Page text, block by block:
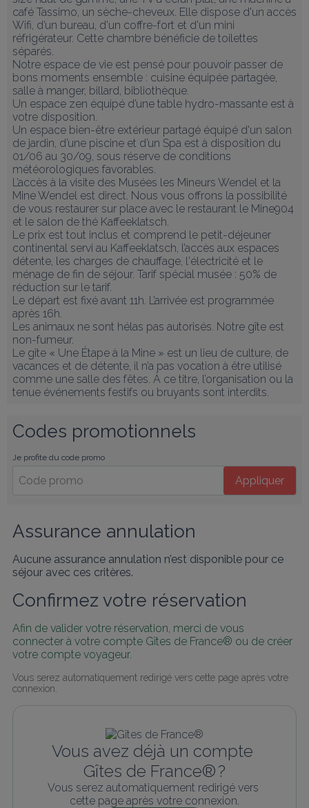
café Tassimo, un sèche-cheveux. Elle dispose d'un accès
Wifi, d’un bureau, d'un coffre-fort et d'un mini
réfrigérateur. Cette chambre bénéficie de toilettes
séparés.
Notre espace de vie est pensé pour pouvoir passer de
bons moments ensemble : cuisine équipée partagée,
salle à manger, billard, bibliothèque.
Un espace zen équipé d’une table hydro-massante est à
votre disposition.
Un espace bien-être extérieur partagé équipé d'un salon
de jardin, d’une piscine et d’un Spa est à disposition du
01/06 au 30/09, sous réserve de conditions
météorologiques favorables.
L’accès à la visite des Musées les Mineurs Wendel et la
Mine Wendel est direct. Nous vous offrons la possibilité
de vous restaurer sur place avec le restaurant le Mine904
et le salon de thé Kaffeeklatsch.
Le prix est tout inclus et comprend le petit-déjeuner
continental servi au Kaffeeklatsch, l’accès aux espaces
détente, les charges de chauffage, l'électricité et le
ménage de fin de séjour. Tarif spécial musée : 50% de
réduction sur le tarif.
Le départ est fixé avant 11h. L’arrivée est programmée
après 16h.
Les animaux ne sont hélas pas autorisés. Notre gîte est
non-fumeur.
Le gîte « Une Étape à la Mine » est un lieu de culture, de
vacances et de détente, il n’a pas vocation à être utilisé
comme une salle des fêtes. À ce titre, l’organisation ou la
tenue événements festifs ou bruyants sont interdits.
Codes promotionnels
Je profite du code promo
Appliquer
Assurance annulation
Aucune assurance annulation n’est disponible pour ce
séjour avec ces critères.
Confirmez votre réservation
Afin de valider votre réservation, merci de vous
connecter à votre compte Gîtes de France® ou de créer
votre compte voyageur.
Vous serez automatiquement redirigé vers cette page après votre
connexion.
Vous avez déjà un compte
Gîtes de France® ?
Vous serez automatiquement redirigé vers
cette page après votre connexion.